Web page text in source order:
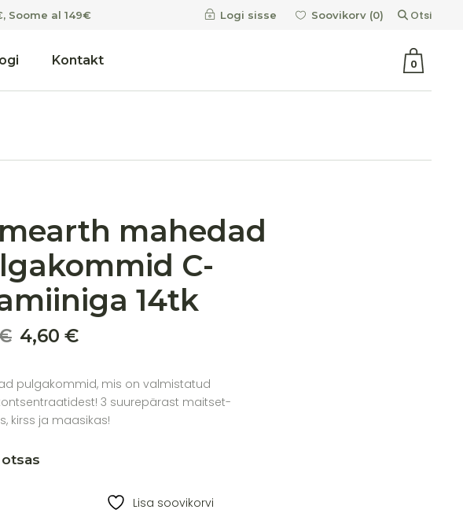
Soome al 149€ Logi sisse Soovikorv (0) Otsi
Kontakt 0
mahedad
C-
14tk
4,60 €
€.
pulgakommid, mis on valmistatud
3 suurepärast maitset-
kirss ja maasikas!
Lisa soovikorvi